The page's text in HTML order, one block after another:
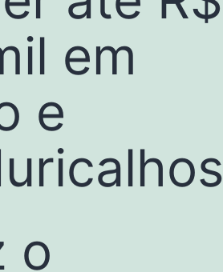
em
e
o